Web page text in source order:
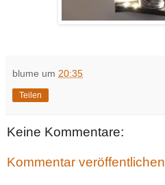
blume um 20:35
Teilen
Keine Kommentare:
Kommentar veröffentlichen